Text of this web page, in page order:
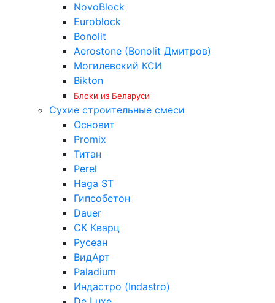
NovoBlock
Euroblock
Bonolit
Aerostone (Bonolit Дмитров)
Могилевский КСИ
Bikton
Блоки из Беларуси
Сухие строительные смеси
Основит
Promix
Титан
Perel
Haga ST
Гипсобетон
Dauer
СК Кварц
Русеан
ВидАрт
Paladium
Индастро (Indastro)